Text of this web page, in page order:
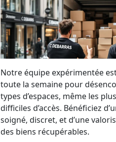
Notre équipe expérimentée
toute la semaine pour
types d’espaces, même les
difficiles d’accès. Bénéficiez
soigné, discret, et d’une
des biens récupérables.